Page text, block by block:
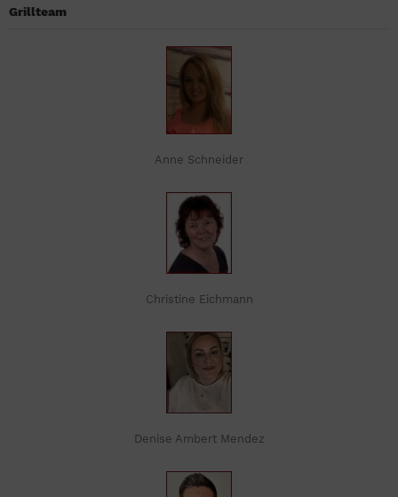
Grillteam
Anne Schneider
Christine Eichmann
Denise Ambert Mendez